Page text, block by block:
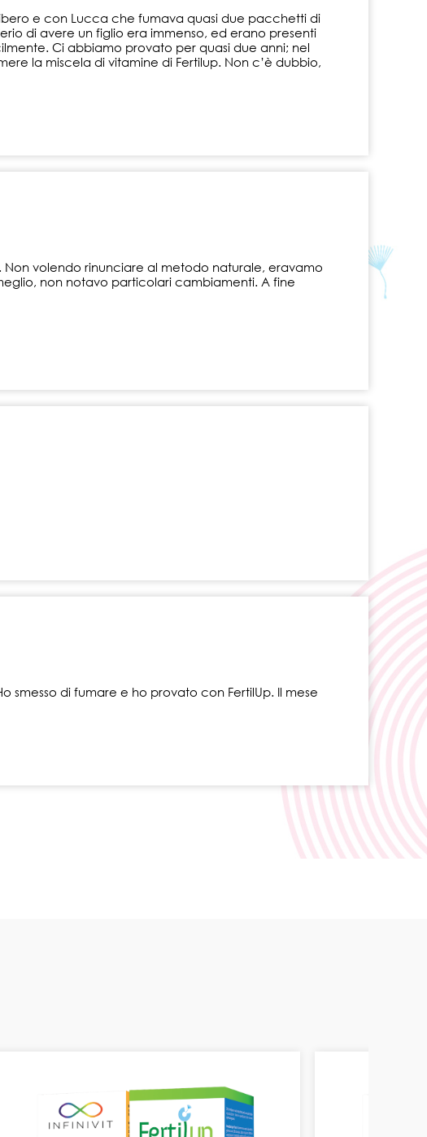
e con Lucca che fumava quasi due pacchetti di
di avere un figlio era immenso, ed erano presenti
Ci abbiamo provato per quasi due anni; nel
la miscela di vitamine di Fertilup. Non c’è dubbio,
volendo rinunciare al metodo naturale, eravamo
non notavo particolari cambiamenti. A fine
smesso di fumare e ho provato con FertilUp. Il mese